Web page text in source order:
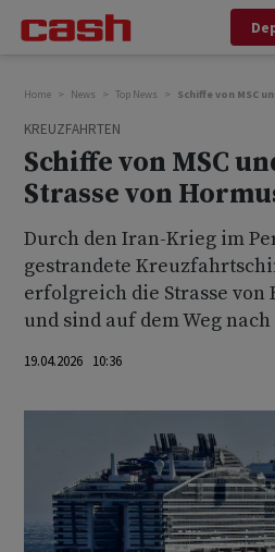
Home News Top News Schiffe von MSC
KREUZFAHRTEN
Schiffe von MSC
Strasse von
Durch den Iran-Krieg im
gestrandete
erfolgreich die Strasse
und sind auf dem Weg
19.04.2026 10:36